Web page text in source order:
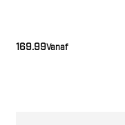
Vanaf
169.99